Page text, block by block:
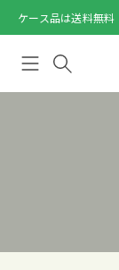
ケース品は送料無